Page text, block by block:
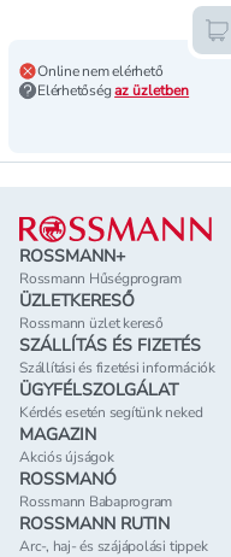
Online nem elérhető
Elérhetőségaz üzletben
Lábléc
ROSSMANN+
Rossmann Hűségprogram
ÜZLETKERESŐ
Rossmann üzlet kereső
SZÁLLÍTÁS ÉS FIZETÉS
Szállítási és fizetési információk
ÜGYFÉLSZOLGÁLAT
Kérdés esetén segítünk neked
MAGAZIN
Akciós újságok
ROSSMANÓ
Rossmann Babaprogram
ROSSMANN RUTIN
Arc-, haj- és szájápolási tippek